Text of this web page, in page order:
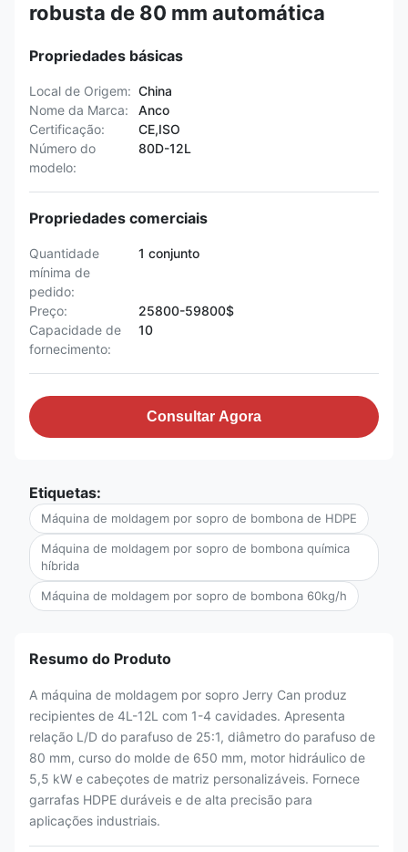
robusta de 80 mm automática
Propriedades básicas
Local de Origem: China
Nome da Marca:
Anco
Certificação:
CE,ISO
Número do
modelo:
80D-12L
Propriedades comerciais
Quantidade
mínima de
pedido:
1 conjunto
Preço:
25800-59800$
Capacidade de
fornecimento:
10
Consultar Agora
Etiquetas:
Máquina de moldagem por sopro de bombona de HDPE
Máquina de moldagem por sopro de bombona química
híbrida
Máquina de moldagem por sopro de bombona 60kg/h
Resumo do Produto
A máquina de moldagem por sopro Jerry Can produz
recipientes de 4L-12L com 1-4 cavidades. Apresenta
relação L/D do parafuso de 25:1, diâmetro do parafuso de
80 mm, curso do molde de 650 mm, motor hidráulico de
5,5 kW e cabeçotes de matriz personalizáveis. Fornece
garrafas HDPE duráveis ​​e de alta precisão para
aplicações industriais.